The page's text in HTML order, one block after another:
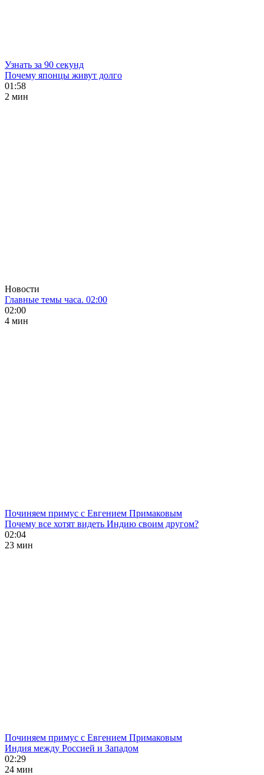
Узнать за 90 секунд
Почему японцы живут долго
01:58
2 мин
Новости
Главные темы часа. 02:00
02:00
4 мин
Починяем примус с Евгением Примаковым
Почему все хотят видеть Индию своим другом?
02:04
23 мин
Починяем примус с Евгением Примаковым
Индия между Россией и Западом
02:29
24 мин